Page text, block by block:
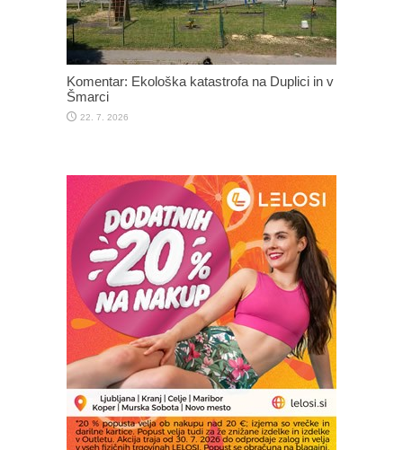
Komentar: Ekološka katastrofa na Duplici in v
Šmarci
22. 7. 2026